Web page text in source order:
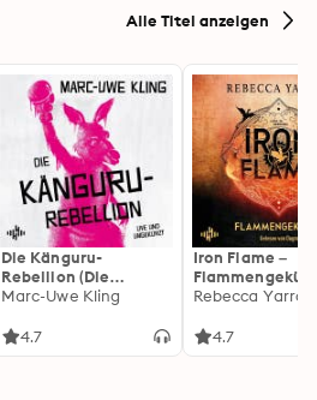
Alle Titel anzeigen
Die Känguru-
Rebellion (Die
Känguru-Werke 5)
Marc-Uwe Kling
4.7
Iron Flame –
heißersehnte
Rebecca Yarros
4.7